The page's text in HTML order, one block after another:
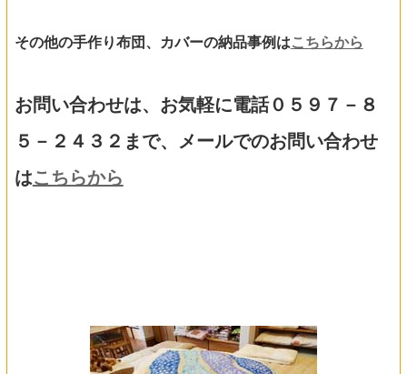
その他の手作り布団、カバーの納品事例はこちらから
お問い合わせは、お気軽に電話０５９７－８
５－２４３２まで、メールでのお問い合わせ
はこちらから